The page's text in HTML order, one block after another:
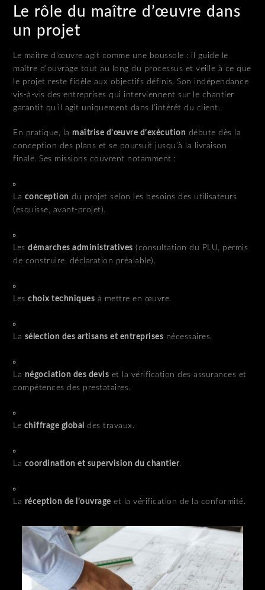
Le rôle du maître d’œuvre dans
un projet
Le maître d’œuvre agit comme une boussole : il guide le
maître d’ouvrage tout au long du processus et veille à ce que
le projet reste fidèle aux objectifs définis. Son indépendance
vis-à-vis des entreprises qui interviennent sur le chantier
garantit qu’il agit uniquement dans l’intérêt du client.
En pratique, lamaîtrise d’œuvre d’exécution débute dès la
conception des plans et se poursuit jusqu’à la livraison
finale. Ses missions couvrent notamment :
La conception du projet selon les besoins des utilisateurs
(esquisse, avant-projet).
Lesdémarches administratives (consultation du PLU, permis
de construire, déclaration préalable).
Leschoix techniques à mettre en œuvre.
La sélection des artisans et entreprises nécessaires.
La négociation des devis et la vérification des assurances et
compétences des prestataires.
Le chiffrage global des travaux.
La coordination et supervision du chantier.
La réception de l’ouvrage et la vérification de la conformité.